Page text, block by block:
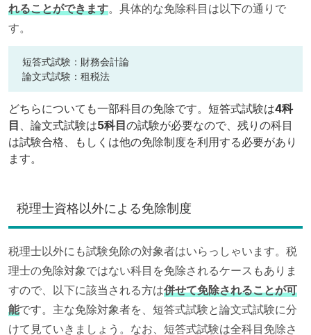
れることができます。具体的な免除科目は以下の通りで
す。
短答式試験：財務会計論
論文式試験：租税法
どちらについても一部科目の免除です。短答式試験は4科
目 、論文式試験は5科目の試験が必要なので、残りの科目
は試験合格、もしくは他の免除制度を利用する必要があり
ます。
税理士資格以外による免除制度
税理士以外にも試験免除の対象者はいらっしゃいます。税
理士の免除対象ではない科目を免除されるケースもありま
すので、以下に該当される方は併せて免除されることが可
能です。主な免除対象者を、短答式試験と論文式試験に分
けて見ていきましょう。なお、短答式試験は全科目免除さ